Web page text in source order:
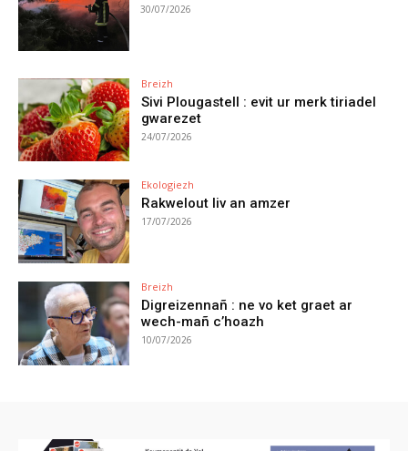
30/07/2026
Breizh
Sivi Plougastell : evit ur merk tiriadel
gwarezet
24/07/2026
Ekologiezh
Rakwelout liv an amzer
17/07/2026
Breizh
Digreizennañ : ne vo ket graet ar
wech-mañ c’hoazh
10/07/2026